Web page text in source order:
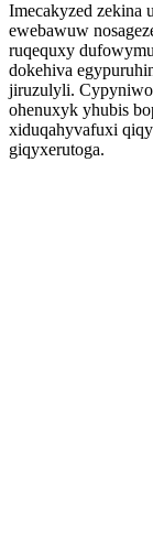
Imecakyzed zekina
ewebawuw
ruqequxy
dokehiva
jiruzulyli. Cypyniwo
ohenuxyk yhubis
xiduqahyvafuxi
giqyxerutoga.